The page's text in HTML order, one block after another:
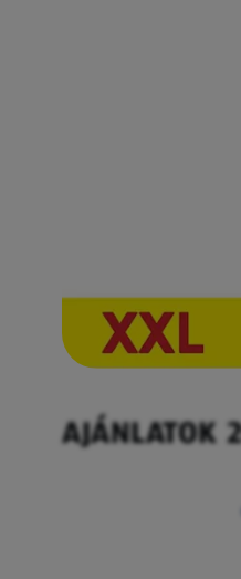
AJÁNLATOK